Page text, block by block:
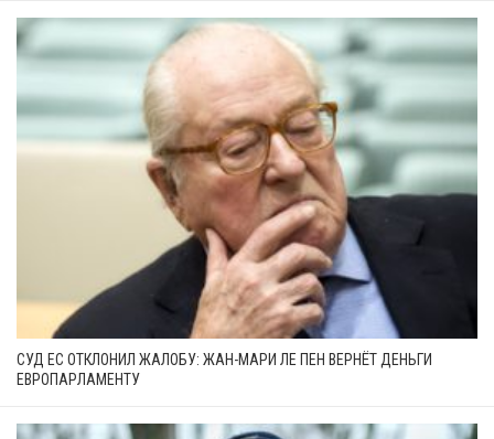
СУД ЕС ОТКЛОНИЛ ЖАЛОБУ: ЖАН-МАРИ ЛЕ ПЕН ВЕРНЁТ ДЕНЬГИ
ЕВРОПАРЛАМЕНТУ